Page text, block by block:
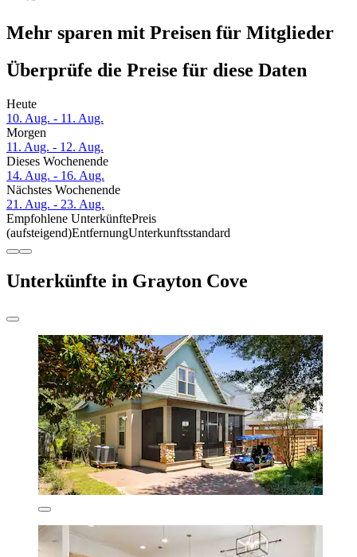
Mehr sparen mit Preisen für Mitglieder
Überprüfe die Preise für diese Daten
Heute
10. Aug. - 11. Aug.
Morgen
11. Aug. - 12. Aug.
Dieses Wochenende
14. Aug. - 16. Aug.
Nächstes Wochenende
21. Aug. - 23. Aug.
Empfohlene UnterkünftePreis
(aufsteigend)EntfernungUnterkunftsstandard
Unterkünfte in Grayton Cove